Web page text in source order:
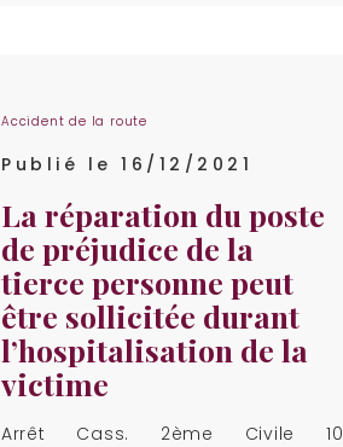
Accident de la route
Publié le 16/12/2021
La réparation du poste
de préjudice de la
tierce personne peut
être sollicitée durant
l’hospitalisation de la
victime
Arrêt Cass. 2ème Civile 10